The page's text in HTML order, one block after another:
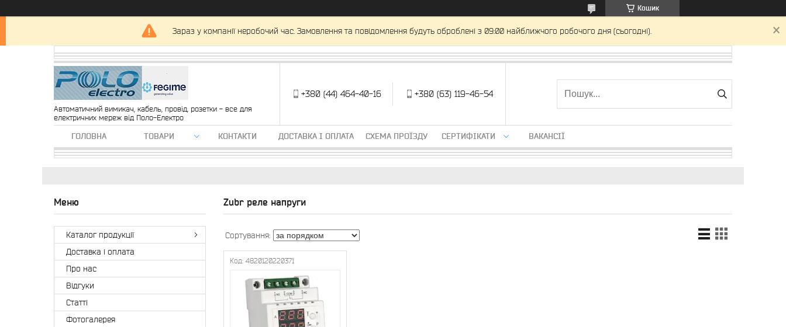
Кошик
Зараз у компанії неробочий час. Замовлення та повідомлення будуть оброблені з 09:00 найближчого робочого дня (сьогодні).
Автоматичний вимикач, кабель, провід, розетки - все для
електричних мереж від Поло-Електро
+380 (44) 464-40-16 +380 (63) 119-46-54
ГОЛОВНА ТОВАРИ КОНТАКТИ ДОСТАВКА І ОПЛАТА СХЕМА ПРОЇЗДУ СЕРТИФІКАТИ ВАКАНСІЇ
Zubr реле напруги
4820120220371
Каталог продукції
Доставка і оплата
Про нас
Відгуки
Статті
Фотогалерея